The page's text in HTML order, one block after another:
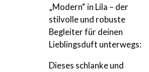
„Modern“ in Lila – der
stilvolle und robuste
Begleiter für deinen
Lieblingsduft unterwegs:
Dieses schlanke und